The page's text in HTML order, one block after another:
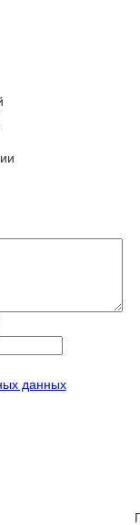
данных